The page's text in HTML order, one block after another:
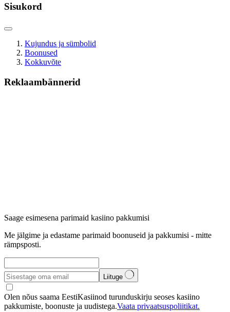
Sisukord
Kujundus ja sümbolid
Boonused
Kokkuvõte
Reklaambännerid
Saage esimesena parimaid kasiino pakkumisi
Me jälgime ja edastame parimaid boonuseid ja pakkumisi - mitte
rämpsposti.
Liituge
Olen nõus saama EestiKasiinod turunduskirju seoses kasiino
pakkumiste, boonuste ja uudistega.Vaata privaatsuspoliitikat.